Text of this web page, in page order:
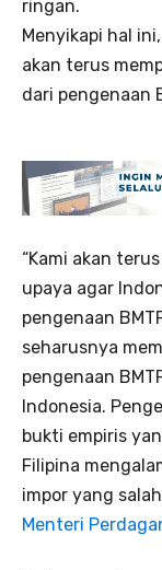
ringan.
Menyikapi hal
akan terus
dari pengenaan
“Kami akan
upaya agar
pengenaan
seharusnya
pengenaan
Indonesia.
bukti empiris
Filipina
impor yang
Menteri